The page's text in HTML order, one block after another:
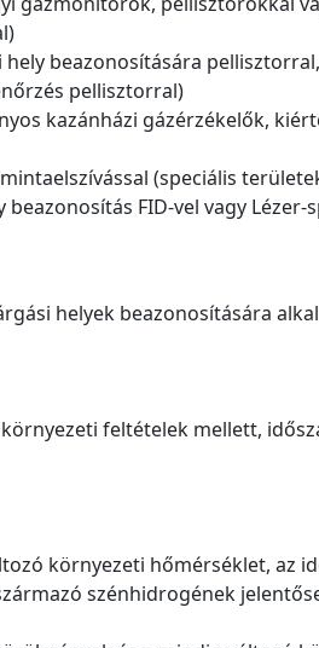
beazonosítására pellisztorral,
pellisztorral)
kazánházi gázérzékelők,
(speciális
FID-vel vagy
helyek beazonosítására
feltételek mellett,
környezeti hőmérséklet, az
szénhidrogének